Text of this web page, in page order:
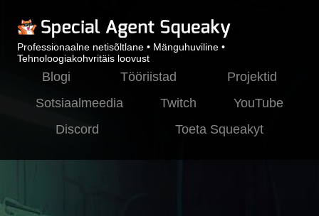
Professionaalne netisõltlane • Mänguhuviline •
Tehnoloogiakohvritäis loovust
Blogi Tööriistad
Projektid
Sotsiaalmeedia
Twitch
YouTube
Discord
Toeta Squeakyt